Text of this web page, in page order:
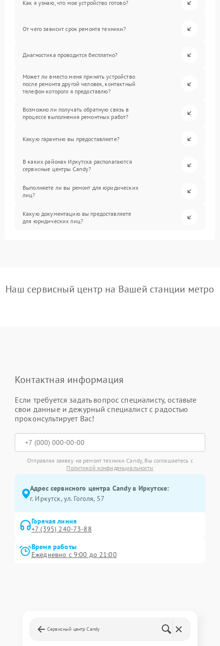
Как я узнаю, что мое устройство готово?
От чего зависит срок ремонта техники?
Диагностика проводится бесплатно?
Может ли вместо меня принять устройство
после ремонта другой человек, контактный
телефон которого я предоставлю?
Возможно ли получать обратную связь в
процессе выполнения ремонтных работ?
Какую гарантию вы предоставляете?
В каких районах Иркутска располагаются
сервисные центры Candy?
Выполняете ли вы ремонт для юридических
лиц?
Какую документацию вы предоставляете
для юридических лиц?
Наш сервисный центр на Вашей станции метро
Контактная информация
Если требуется задать вопрос специалисту, оставьте
свои данные и дежурный специалист с радостью
проконсультирует Вас!
Отправляя заявку на ремонт техники Candy, Вы соглашаетесь с
Политикой конфиденциальности
Адрес сервисного центра Candy в Иркутске:
г. Иркутск, ул. ​Гоголя, 57
Горячая линия
+7 (395) 240-73-88
Время работы
Ежедневно с 9:00 до 21:00
Сервисный центр Candy